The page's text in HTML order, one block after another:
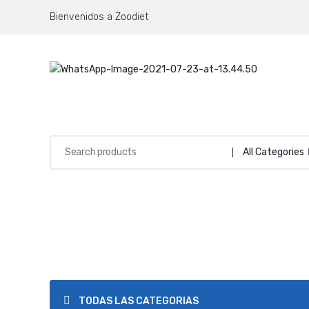
Bienvenidos a Zoodiet
All Categories
TODAS LAS CATEGORIAS